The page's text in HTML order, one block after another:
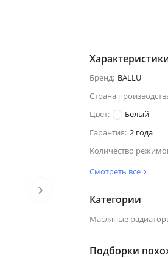
›
Бренд: BALLU
Страна
Цвет:
Белый
Гарантия: 2 года
Количество
Смотреть все
Категории
Масляные
Подборки